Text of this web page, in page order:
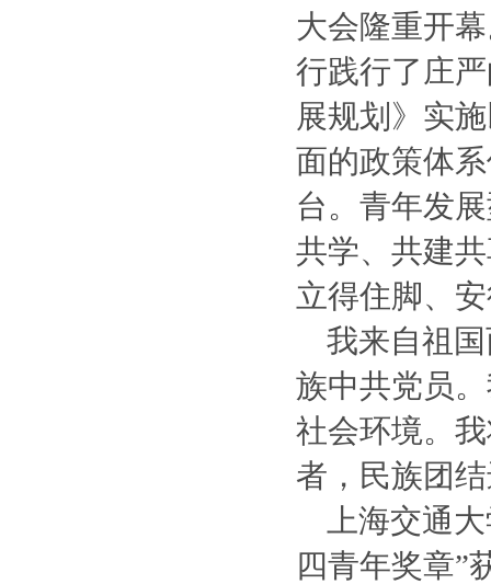
大会隆重开
行践行了庄
展规划》实
面的政策体
台。青年发
共学、共建
立得住脚、
我来自祖
族中共党员
社会环境。
者，民族团
上海交通
四青年奖章”